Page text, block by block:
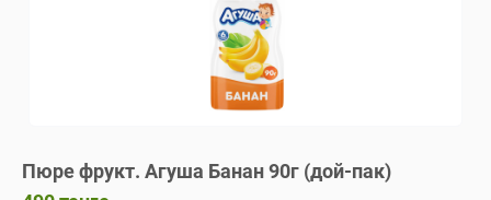
Пюре фрукт. Агуша Банан 90г (дой-пак)